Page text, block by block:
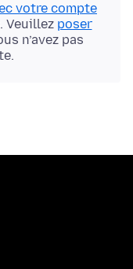
votre compte
Veuillez poser
n’avez pas